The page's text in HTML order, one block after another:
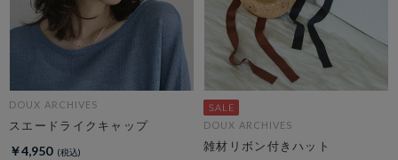
DOUX ARCHIVES
スエードライクキャップ
￥4,950
DOUX ARCHIVES
雑材リボン付きハット